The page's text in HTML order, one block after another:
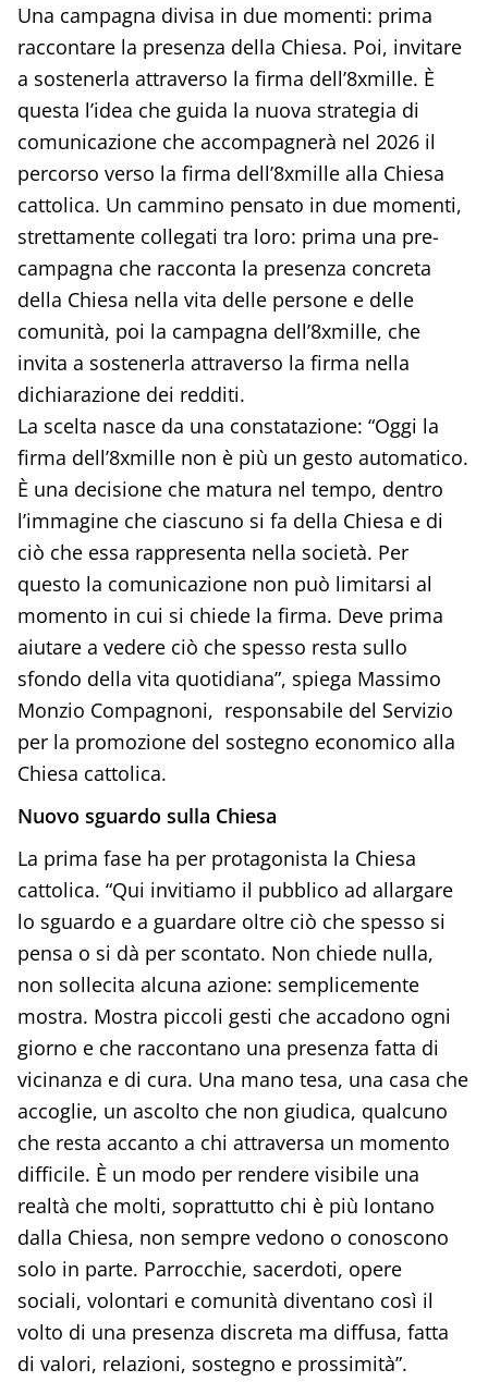
Una campagna divisa in due momenti: prima
raccontare la presenza della Chiesa. Poi, invitare
a sostenerla attraverso la firma dell’8xmille. È
questa l’idea che guida la nuova strategia di
comunicazione che accompagnerà nel 2026 il
percorso verso la firma dell’8xmille alla Chiesa
cattolica. Un cammino pensato in due momenti,
strettamente collegati tra loro: prima una pre-
campagna che racconta la presenza concreta
della Chiesa nella vita delle persone e delle
comunità, poi la campagna dell’8xmille, che
invita a sostenerla attraverso la firma nella
dichiarazione dei redditi.
La scelta nasce da una constatazione: “Oggi la
firma dell’8xmille non è più un gesto automatico.
È una decisione che matura nel tempo, dentro
l’immagine che ciascuno si fa della Chiesa e di
ciò che essa rappresenta nella società. Per
questo la comunicazione non può limitarsi al
momento in cui si chiede la firma. Deve prima
aiutare a vedere ciò che spesso resta sullo
sfondo della vita quotidiana”, spiega Massimo
Monzio Compagnoni, responsabile del Servizio
per la promozione del sostegno economico alla
Chiesa cattolica.
Nuovo sguardo sulla Chiesa
La prima fase ha per protagonista la Chiesa
cattolica. “Qui invitiamo il pubblico ad allargare
lo sguardo e a guardare oltre ciò che spesso si
pensa o si dà per scontato. Non chiede nulla,
non sollecita alcuna azione: semplicemente
mostra. Mostra piccoli gesti che accadono ogni
giorno e che raccontano una presenza fatta di
vicinanza e di cura. Una mano tesa, una casa che
accoglie, un ascolto che non giudica, qualcuno
che resta accanto a chi attraversa un momento
difficile. È un modo per rendere visibile una
realtà che molti, soprattutto chi è più lontano
dalla Chiesa, non sempre vedono o conoscono
solo in parte. Parrocchie, sacerdoti, opere
sociali, volontari e comunità diventano così il
volto di una presenza discreta ma diffusa, fatta
di valori, relazioni, sostegno e prossimità”.